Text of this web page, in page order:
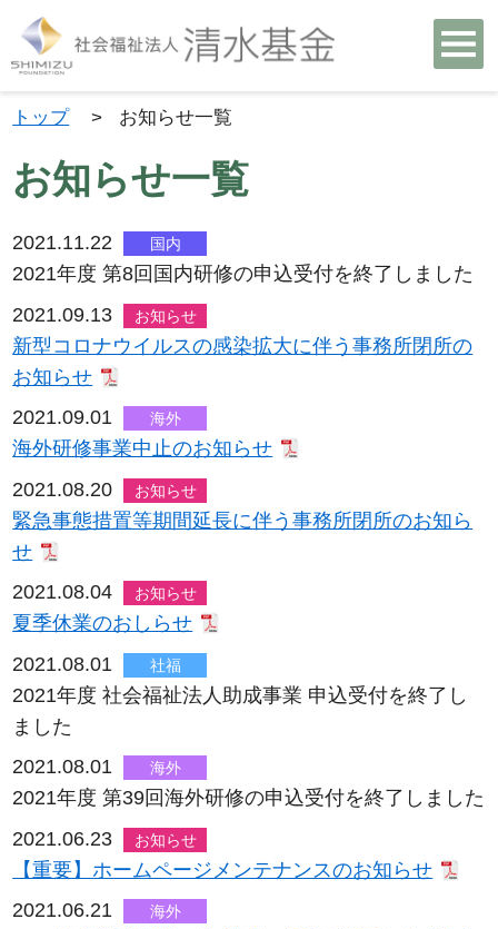
トップ > お知らせ一覧
お知らせ一覧
2021.11.22 国内
2021年度 第8回国内研修の申込受付を終了しました
2021.09.13
お知らせ
新型コロナウイルスの感染拡大に伴う事務所閉所の
お知らせ
2021.09.01
海外
海外研修事業中止のお知らせ
2021.08.20
お知らせ
緊急事態措置等期間延長に伴う事務所閉所のお知ら
せ
2021.08.04
お知らせ
夏季休業のおしらせ
2021.08.01
社福
2021年度 社会福祉法人助成事業 申込受付を終了し
ました
2021.08.01
海外
2021年度 第39回海外研修の申込受付を終了しました
2021.06.23
お知らせ
【重要】ホームページメンテナンスのお知らせ
2021.06.21
海外